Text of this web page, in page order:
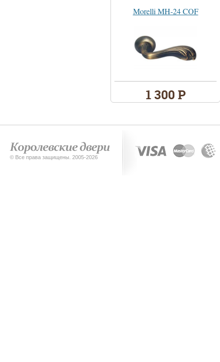
Morelli MH-24 COF
1 300 Р
© Все права защищены. 2005-2026